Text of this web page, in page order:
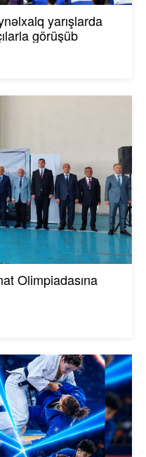
yarışlarda
görüşüb
Olimpiadasına